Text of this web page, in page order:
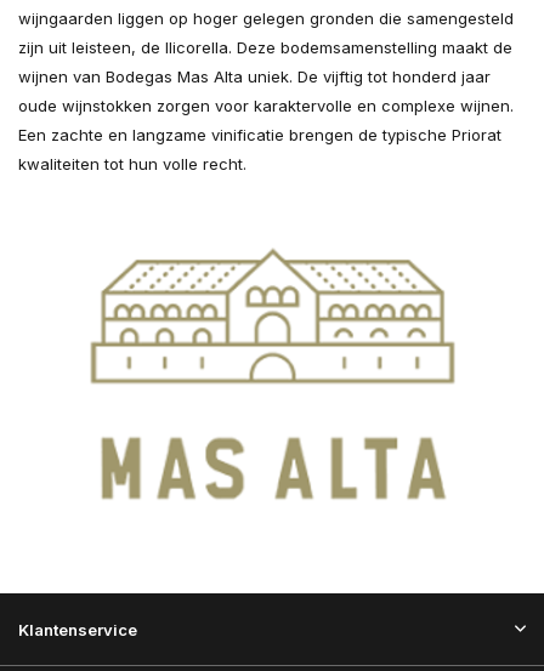
wijngaarden liggen op hoger gelegen gronden die samengesteld
zijn uit leisteen, de llicorella. Deze bodemsamenstelling maakt de
wijnen van Bodegas Mas Alta uniek. De vijftig tot honderd jaar
oude wijnstokken zorgen voor karaktervolle en complexe wijnen.
Een zachte en langzame vinificatie brengen de typische Priorat
kwaliteiten tot hun volle recht.
Klantenservice